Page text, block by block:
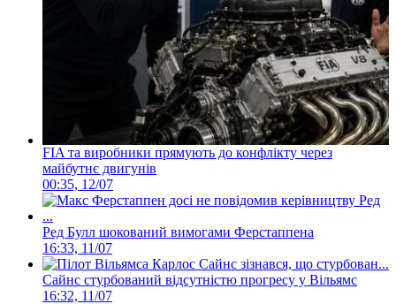
FIA та виробники прямують до конфлікту через
майбутнє двигунів
00:35, 12/07
Ред Булл шокований вимогами Ферстаппена
16:33, 11/07
Сайнс стурбований відсутністю прогресу у Вільямс
16:32, 11/07